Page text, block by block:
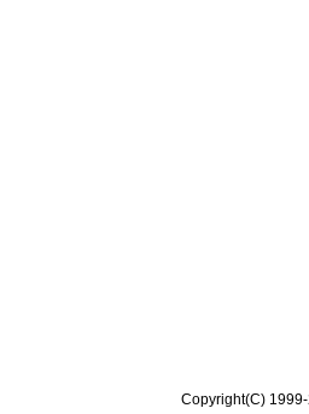
Copyright(C)